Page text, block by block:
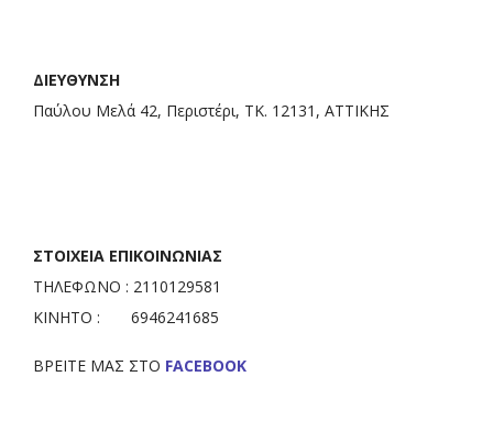
ΔΙΕΥΘΥΝΣΗ
Παύλου Μελά 42, Περιστέρι, ΤΚ. 12131, ΑΤΤΙΚΗΣ
ΣΤΟΙΧΕΙΑ ΕΠΙΚΟΙΝΩΝΙΑΣ
ΤΗΛΕΦΩΝΟ : 2110129581
ΚΙΝΗΤΟ : 6946241685
BΡΕΙΤΕ ΜΑΣ ΣΤΟ FACEBOOK